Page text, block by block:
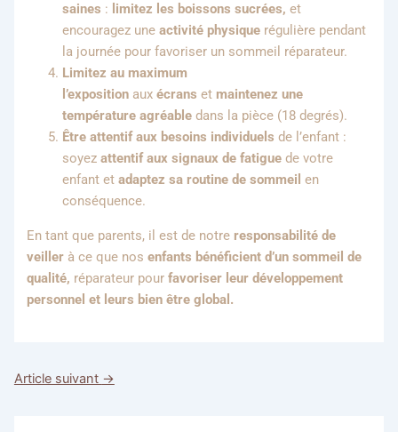
saines : limitez les boissons sucrées, et
encouragez uneactivité physique régulière pendant
la journée pour favoriser un sommeil réparateur.
Limitez au maximum
l’exposition auxécrans et maintenez une
température agréable dans la pièce (18 degrés).
Être attentif aux besoins individuels de l’enfant :
soyezattentif aux signaux de fatigue de votre
enfant et adaptez sa routine de sommeil en
conséquence.
En tant que parents, il est de notre responsabilité de
veiller à ce que nosenfants bénéficient d’un sommeil de
qualité, réparateur pourfavoriser leur développement
personnel et leurs bien être global.
Article suivant →